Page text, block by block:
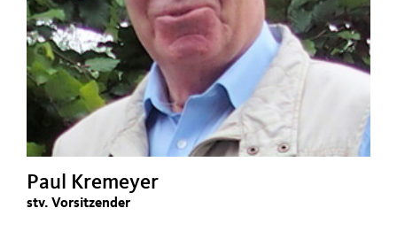
Paul Kremeyer
stv. Vorsitzender